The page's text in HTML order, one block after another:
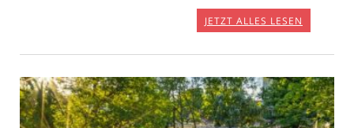
JETZT ALLES LESEN